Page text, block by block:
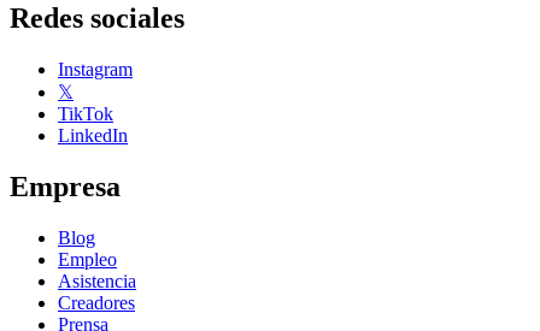
Redes sociales
Instagram
𝕏
TikTok
LinkedIn
Empresa
Blog
Empleo
Asistencia
Creadores
Prensa